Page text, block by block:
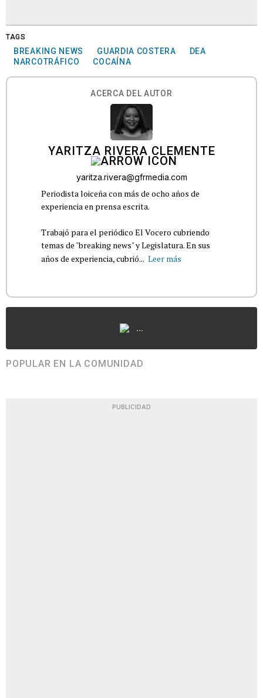
TAGS
BREAKING NEWS GUARDIA COSTERA
DEA
NARCOTRÁFICO
COCAÍNA
ACERCA DEL AUTOR
YARITZA RIVERA CLEMENTE
yaritza.rivera@gfrmedia.com
Periodista loiceña con más de ocho años de
experiencia en prensa escrita.
Trabajó para el periódico El Vocero cubriendo
temas de "breaking news" y Legislatura. En sus
años de experiencia, cubrió... Leer más
...
POPULAR EN LA COMUNIDAD
PUBLICIDAD